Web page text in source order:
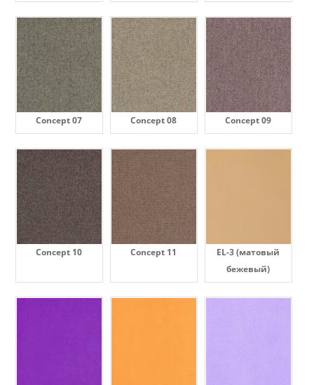
Concept 07 Concept 08 Concept 09
Concept 10 Concept 11
EL-3 (матовый
бежевый)